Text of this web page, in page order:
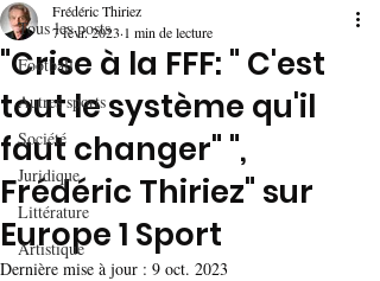
Tous les posts
Football
Autres sports
Société
Juridique
Littérature
Artistique
"Crise à la FFF: " C'est
tout le système qu'il
faut changer" ",
Frédéric Thiriez" sur
Europe 1 Sport
Frédéric Thiriez
7 févr. 2023 1 min de lecture
Dernière mise à jour : 9 oct. 2023